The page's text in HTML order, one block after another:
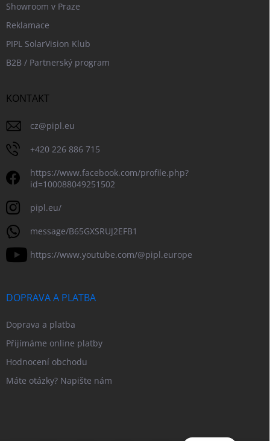
Showroom v Praze
Reklamace
PIPL SolarVision Klub
B2B / Partnerský program
KONTAKT
cz@pipl.eu
+420 226 886 715
https://www.facebook.com/profile.php?
id=100088049251502
pipl.eu/
message/B65GXSRUJ2EFB1
https://www.youtube.com/@pipl.europe
DOPRAVA A PLATBA
Doprava a platba
Přijímáme online platby
Hodnocení obchodu
Máte otázky? Napište nám